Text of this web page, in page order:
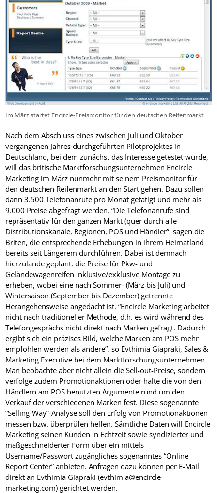
Im März startet Encircle-Preismonitor für den deutschen Reifenmarkt
Nach dem Abschluss eines zwischen Juli und Oktober
vergangenen Jahres durchgeführten Pilotprojektes in
Deutschland, bei dem zunächst das Interesse getestet wurde,
will das britische Marktforschungsunternehmen Encircle
Marketing im März nunmehr mit seinem Preismonitor für
den deutschen Reifenmarkt an den Start gehen. Dazu sollen
dann 3.500 Telefonanrufe pro Monat getätigt und mehr als
9.000 Preise abgefragt werden. “Die Telefonanrufe sind
repräsentativ für den ganzen Markt (quer durch alle
Distributionskanäle, Regionen, POS und Händler”, sagen die
Briten, die entsprechende Erhebungen in ihrem Heimatland
bereits seit Längerem durchführen. Dabei ist demnach
hierzulande geplant, die Preise für Pkw- und
Geländewagenreifen inklusive/exklusive Montage zu
erheben, wobei eine nach Sommer- (März bis Juli) und
Wintersaison (September bis Dezember) getrennte
Herangehensweise angedacht ist. “Encircle Marketing arbeitet
nicht nach traditioneller Methode, d.h. es wird während des
Telefongesprächs nicht direkt nach Marken gefragt. Dadurch
ergibt sich ein präzises Bild, welche Marken am POS mehr
empfohlen werden als andere”, so Evthimia Giapraki, Sales &
Marketing Executive bei dem Marktforschungsunternehmen.
Man beobachte aber nicht allein die Sell-out-Preise, sondern
verfolge zudem Promotionaktionen oder halte die von den
Händlern am POS benutzten Argumente rund um den
Verkauf der verschiedenen Marken fest. Diese sogenannte
“Selling-Way”-Analyse soll den Erfolg von Promotionaktionen
messen bzw. überprüfen helfen. Sämtliche Daten will Encircle
Marketing seinen Kunden in Echtzeit sowie syndizierter und
maßgeschneiderter Form über ein mittels
Username/Passwort zugängliches sogenanntes “Online
Report Center” anbieten. Anfragen dazu können per E-Mail
direkt an Evthimia Giapraki (evthimia@encircle-
marketing.com) gerichtet werden.